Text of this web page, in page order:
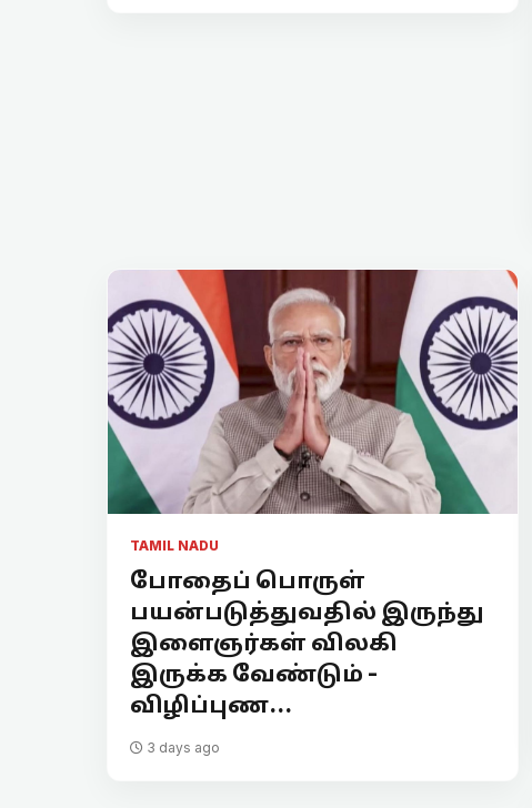
TAMIL NADU
போதைப் பொருள்
பயன்படுத்துவதில் இருந்து
இளைஞர்கள் விலகி
இருக்க வேண்டும் -
விழிப்புண...
3 days ago